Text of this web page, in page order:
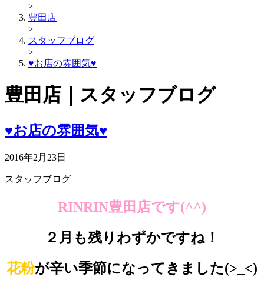
>
豊田店
>
スタッフブログ
>
♥お店の雰囲気♥
豊田店｜スタッフブログ
♥お店の雰囲気♥
2016年2月23日
スタッフブログ
RINRIN豊田店です(^^)
２月も残りわずかですね！
花粉が辛い季節になってきました(>_<)